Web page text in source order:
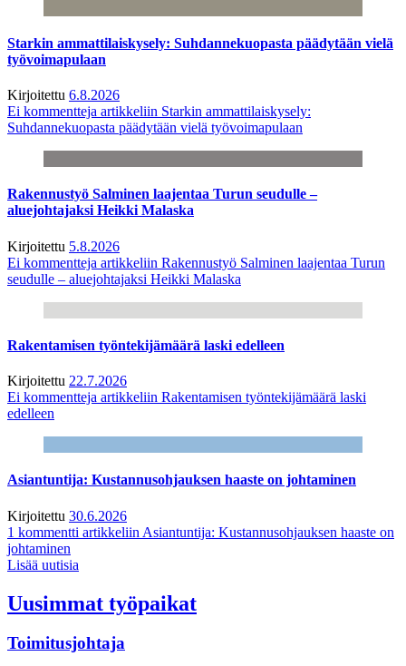
Starkin ammattilaiskysely: Suhdannekuopasta päädytään vielä
työvoimapulaan
Kirjoitettu 6.8.2026
Ei kommentteja artikkeliin Starkin ammattilaiskysely:
Suhdannekuopasta päädytään vielä työvoimapulaan
Rakennustyö Salminen laajentaa Turun seudulle –
aluejohtajaksi Heikki Malaska
Kirjoitettu 5.8.2026
Ei kommentteja artikkeliin Rakennustyö Salminen laajentaa Turun
seudulle – aluejohtajaksi Heikki Malaska
Rakentamisen työntekijämäärä laski edelleen
Kirjoitettu 22.7.2026
Ei kommentteja artikkeliin Rakentamisen työntekijämäärä laski
edelleen
Asiantuntija: Kustannusohjauksen haaste on johtaminen
Kirjoitettu 30.6.2026
1 kommentti artikkeliin Asiantuntija: Kustannusohjauksen haaste on
johtaminen
Lisää uutisia
Uusimmat työpaikat
Toimitusjohtaja